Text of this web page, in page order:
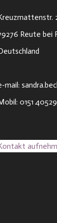
Reute bei
mail:
0151